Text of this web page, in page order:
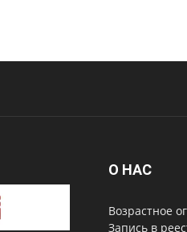
О НАС
Возрастное
Запись в